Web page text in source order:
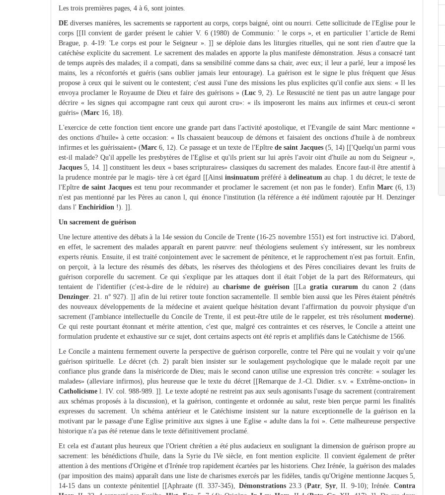
Les trois premières pages, 4 à 6, sont jointes.
DE diverses manières, les sacrements se rapportent au corps, corps baigné, oint ou nourri. Cette sollicitude de l'Eglise pour le
corps [[Il convient de garder présent le cahier V. 6 (1980) de Communio: ' le corps », et en particulier 1’article de Remi
Brague, p. 4-19: 'Le corps est pour le Seigneur ». ]] se déploie dans les liturgies rituelles, qui ne sont rien d'autre que la
catéchèse explicite du sacrement. Le sacrement des malades en apporte la plus manifeste démonstration. Jésus a consacré tant
de temps auprès des malades; il a compati, dans sa sensibilité comme dans sa chair, avec eux; il leur a parlé, leur a imposé les
mains, les a réconfortés et guéris (sans oublier jamais leur entourage). La guérison est le signe le plus fréquent que Jésus
propose à ceux qui le suivent ou le contestent; c'est aussi l'une des missions les plus explicites qu'il confie aux siens: « Il les
envoya proclamer le Royaume de Dieu et faire des guérisons » (Luc 9, 2). Le Ressuscité ne tient pas un autre langage pour
décrire « les signes qui accompagne rant ceux qui auront cru»: « ils imposeront les mains aux infirmes et ceux-ci seront
guéris» (Marc 16, 18).
L'exercice de cette fonction tient encore une grande part dans l'activité apostolique, et l'Evangile de saint Marc mentionne «
des onctions d'huile» à cette occasion: « Ils chassaient beaucoup de démons et faisaient des onctions d'huile à de nombreux
infirmes et les guérissaient» (Marc 6, 12). Ce passage et un texte de l'Epître de saint Jacques (5, 14) [['Quelqu'un parmi vous
est-il malade? Qu'il appelle les presbytères de l'Eglise et qu'ils prient sur lui après l'avoir oint d'huile au nom du Seigneur »,
Jacques 5, 14. ]] constituent les deux « bases scripturaires» classiques du sacrement des malades. Encore faut-il être attentif à
la prudence montrée par le magis- tère à cet égard [[Ainsi insinuatum préféré àdelineatum au chap. 1 du décret; le texte de
l'Epîtrede saint Jacques est tenu pour recommander et proclamer le sacrement (et non pas le fonder). Enfin Marc(6, 13)
n'est pas mentionné par les Pères au canon l, qui énonce l'institution (la référence a été indûment rajoutée par H. Denzinger
dans l' Enchiridion !). ]].
Un sacrement de guérison
Une lecture attentive des débats à la 14e session du Concile de Trente (16-25 novembre 1551) est fort instructive ici. D'abord,
en effet, le sacrement des malades apparaît en parent pauvre: neuf théologiens seulement s'y intéressent, sur les nombreux
experts réunis. Ensuite, il est traité conjointement avec le sacrement de pénitence, et le rapprochement n'est pas fortuit. Enfin,
on perçoit, à la lecture des résumés des débats, les réserves des théologiens et des Pères conciliaires devant les fruits de
guérison corporelle du sacrement. Ce qui s'explique par les attaques dont il était l'objet de la part des Réformateurs, qui
tentaient de l'identifier (c'est-à-dire de le réduire) au charisme de guérison [[La gratia curarumdu canon 2 (dans
Denzinger. 21. n° 927). ]] afin de lui retirer toute fonction sacramentelle. Il semble bien aussi que les Pères étaient pénétrés
des nouveaux développements de la médecine et avaient quelque hésitation devant l'affirmation du pouvoir physique d'un
sacrement (l'ambiance intellectuelle du Concile de Trente, il est peut-être utile de le rappeler, est très résolument moderne).
Ce qui reste pourtant étonnant et mérite attention, c'est que, malgré ces contraintes et ces réserves, le Concile a atteint une
formulation prudente et exhaustive sur ce sujet, dont certains aspects ont été repris et amplifiés dans le Catéchisme de 1566.
Le Concile a maintenu fermement ouverte la perspective de guérison corporelle, contre tel Père qui ne voulait y voir qu'une
guérison spirituelle. Le décret (ch. 2) paraît bien insister sur le soulagement psychologique que le malade reçoit par une
confiance plus grande dans la miséricorde de Dieu; mais le second canon utilise une expression très concrète: « soulager les
malades» (alleviare infirmos), plus heureuse que le texte du décret [[Remarque de J.-Cl. Didier. s.v. « Extrême-onction» in
Catholicisme l. IV. col. 988-989. ]]. Le texte adopté ne restreint pas aux seuls agonisants l'usage du sacrement (contrairement
aux schémas proposés à la discussion), et la guérison, contingente et ordonnée au salut, reste bien perçue parmi les finalités
expresses du sacrement. Un schéma antérieur et le Catéchisme insistent sur la nature exceptionnelle de la guérison en la
motivant par le passage d'une Eglise primitive aux signes à une Eglise « adulte dans la foi ». Cette malheureuse perspective
historique n'a pas été retenue dans le texte définitivement proclamé.
Et cela est d'autant plus heureux que l'Orient chrétien a été plus audacieux en soulignant la dimension de guérison propre au
sacrement: les bénédictions d'huile, dans la Syrie du IVe siècle, en font mention explicite. Il convient également de prêter
attention à des mentions d'Origène et d'Irénée trop rapidement écartées par les historiens. Chez Irénée, la guérison des malades
(par imposition des mains) apparaît dans une liste de charismes exercés par les fidèles, tandis qu'Origène mentionne Jacques 5,
14-15 dans un contexte pénitentiel [[Aphraate (fl. 337-345), Démonstrations23.3 (Patr,Syr, II. 9-10); Irénée.Contra